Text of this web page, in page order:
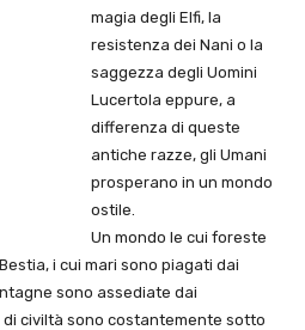
magia degli Elfi, la
resistenza dei Nani o la
saggezza degli Uomini
Lucertola eppure, a
differenza di queste
antiche razze, gli Umani
prosperano in un mondo
ostile.
Un mondo le cui foreste
i cui mari sono piagati dai
sono assediate dai
civiltà sono costantemente sotto